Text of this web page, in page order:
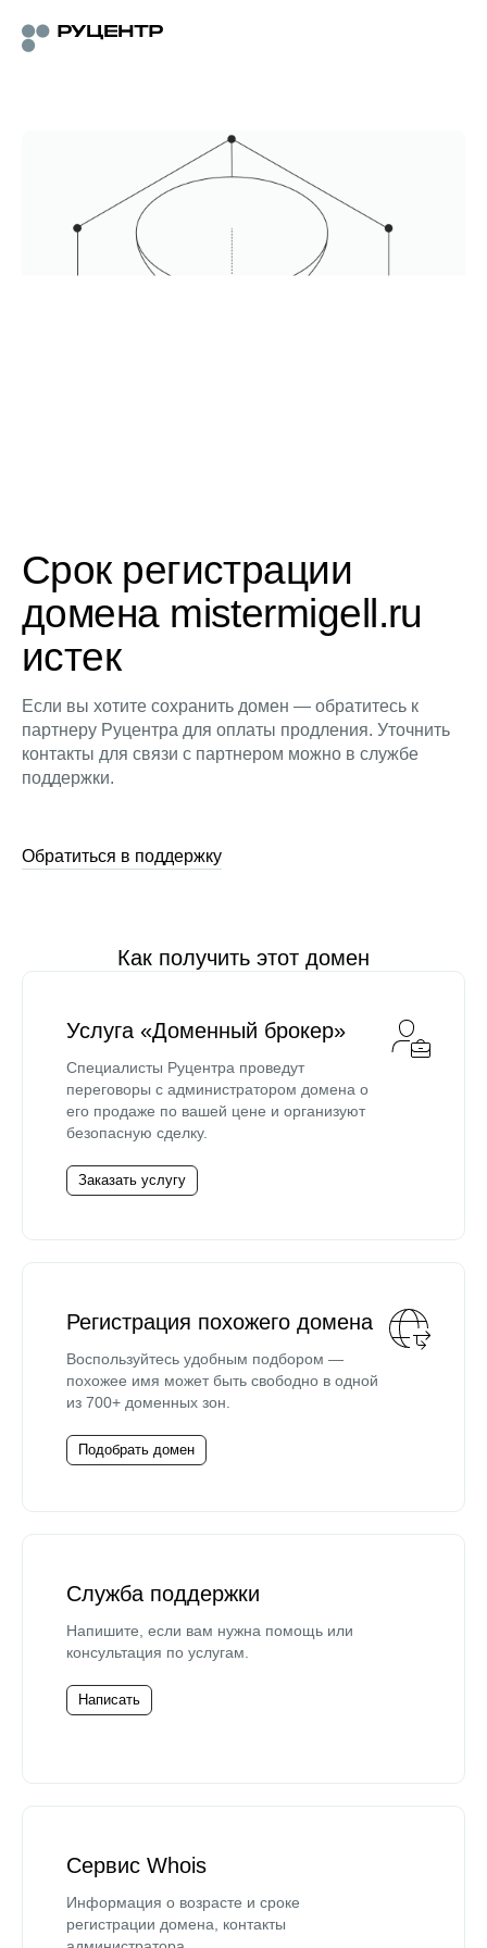
Срок регистрации
домена mistermigell.ru
истек
Если вы хотите сохранить домен — обратитесь к
партнеру Руцентра для оплаты продления. Уточнить
контакты для связи с партнером можно в службе
поддержки.
Обратиться в поддержку
Как получить этот домен
Услуга «Доменный брокер»
Специалисты Руцентра проведут
переговоры с администратором домена о
его продаже по вашей цене и организуют
безопасную сделку.
Заказать услугу
Регистрация похожего домена
Воспользуйтесь удобным подбором —
похожее имя может быть свободно в одной
из 700+ доменных зон.
Подобрать домен
Служба поддержки
Напишите, если вам нужна помощь или
консультация по услугам.
Написать
Сервис Whois
Информация о возрасте и сроке
регистрации домена, контакты